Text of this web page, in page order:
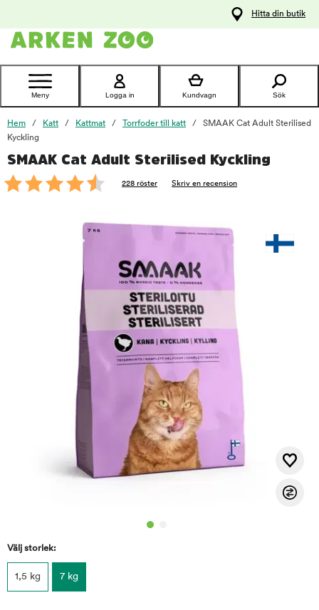
Kontakta
Hitta din butik
Meny Logga in Kundvagn Sök
Hem Katt Kattmat Torrfoder till katt
SMAAK Cat Adult Sterilised
Kyckling
SMAAK Cat Adult Sterilised Kyckling
228 röster Skriv en recension
Välj storlek:
1,5 kg 7 kg
foo